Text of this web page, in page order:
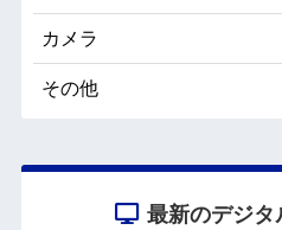
カメラ
その他
最新のデジタ